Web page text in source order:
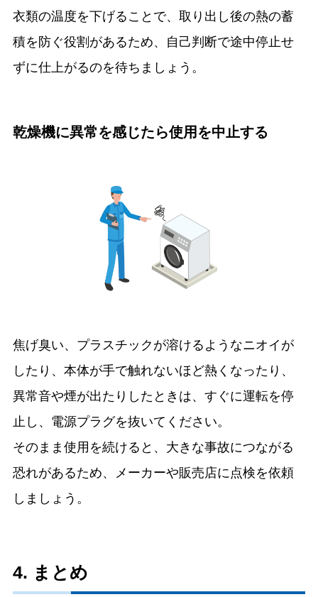
衣類の温度を下げることで、取り出し後の熱の蓄
積を防ぐ役割があるため、自己判断で途中停止せ
ずに仕上がるのを待ちましょう。
乾燥機に異常を感じたら使用を中止する
焦げ臭い、プラスチックが溶けるようなニオイが
したり、本体が手で触れないほど熱くなったり、
異常音や煙が出たりしたときは、すぐに運転を停
止し、電源プラグを抜いてください。
そのまま使用を続けると、大きな事故につながる
恐れがあるため、メーカーや販売店に点検を依頼
しましょう。
4. まとめ